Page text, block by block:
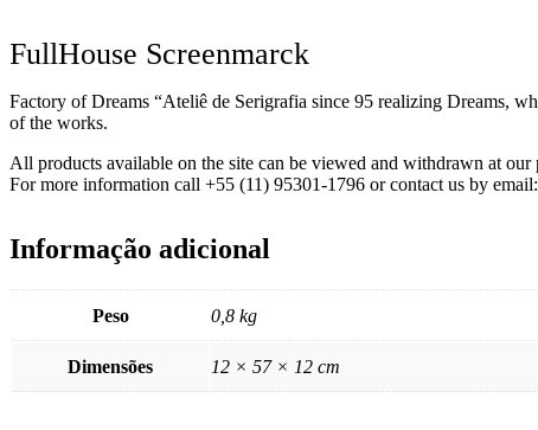
FullHouse Screenmarck
Factory of Dreams “Ateliê de Serigrafia since 95 realizing Dreams,
of the works.
All products available on the site can be viewed and withdrawn at
For more information call +55 (11) 95301-1796 or contact us by email:
Informação adicional
Peso 0,8 kg
Dimensões 12 × 57 × 12 cm